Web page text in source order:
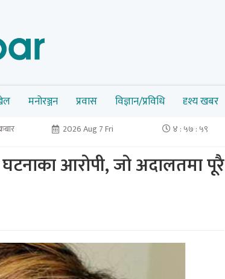
मनोरञ्जन प्रवास विज्ञान/प्रविधि दृश्य खबर
2026 Aug 7 Fri ४ : ५८ : ००
आरोपी, जाे अदालतमा पूरै